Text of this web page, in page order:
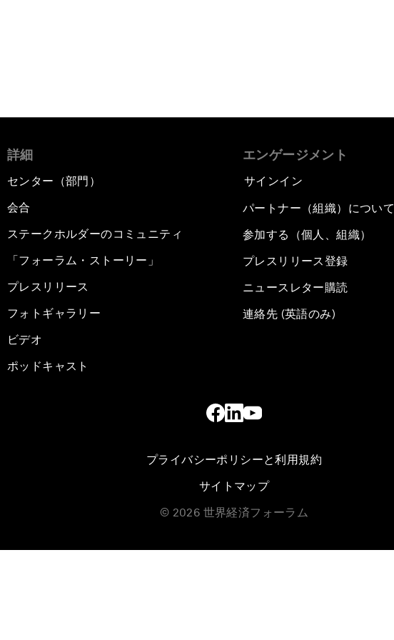
詳細
センター（部門）
会合
ステークホルダーのコミュニティ
「フォーラム・ストーリー」
プレスリリース
フォトギャラリー
ビデオ
ポッドキャスト
エンゲージメント
サインイン
パートナー（組織）について
参加する（個人、組織）
プレスリリース登録
ニュースレター購読
連絡先 (英語のみ)
プライバシーポリシーと利用規約
サイトマップ
© 2026 世界経済フォーラム